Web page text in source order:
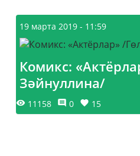
19 марта 2019 - 11:59
Комикс:
Зәйнуллина/
11158 0 15